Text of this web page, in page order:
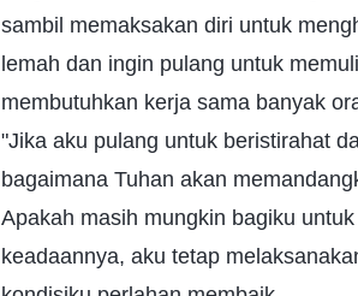
sambil memaksakan diri untuk
lemah dan ingin pulang untuk
membutuhkan kerja sama banyak
"Jika aku pulang untuk beristirahat
bagaimana Tuhan akan
Apakah masih mungkin bagiku
keadaannya, aku tetap